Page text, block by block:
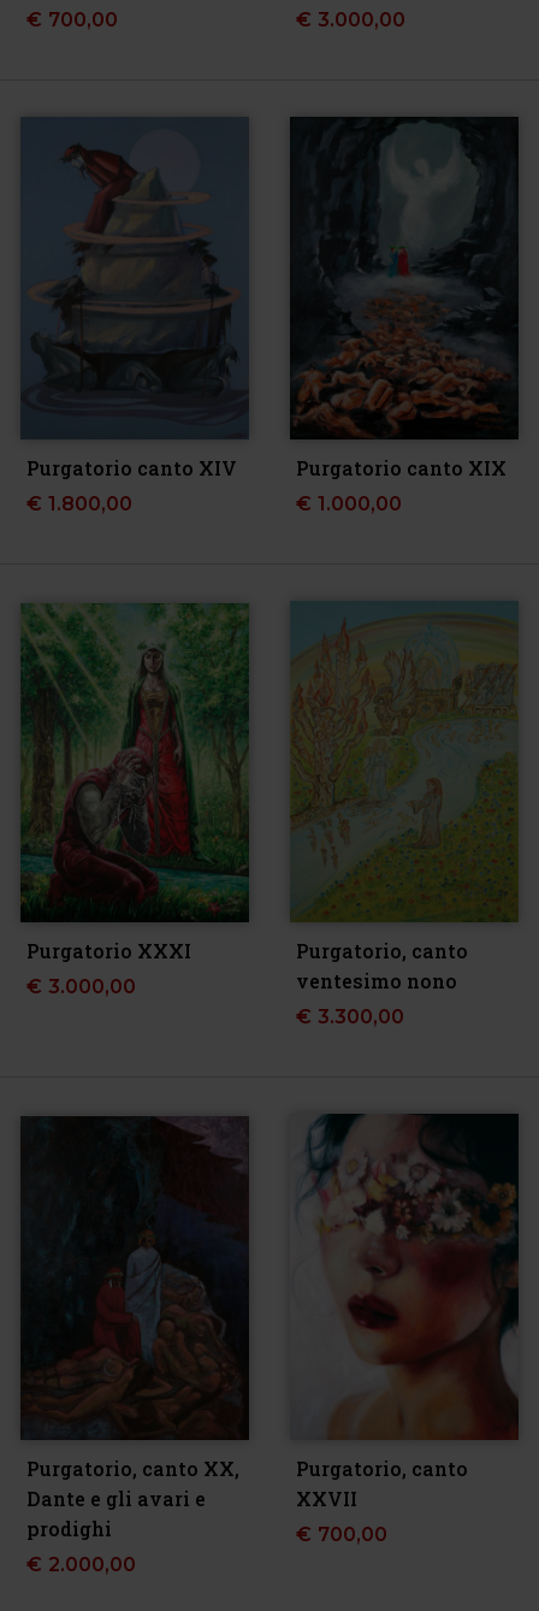
€ 700,00 € 3.000,00
Purgatorio canto XIV
€ 1.800,00
Purgatorio canto XIX
€ 1.000,00
Purgatorio XXXI
€ 3.000,00
Purgatorio, canto
ventesimo nono
€ 3.300,00
Purgatorio, canto XX,
Dante e gli avari e
prodighi
€ 2.000,00
Purgatorio, canto
XXVII
€ 700,00